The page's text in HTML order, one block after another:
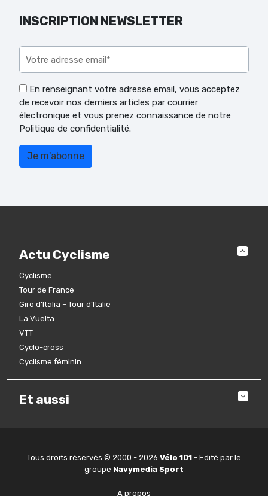
INSCRIPTION NEWSLETTER
En renseignant votre adresse email, vous acceptez
de recevoir nos derniers articles par courrier
électronique et vous prenez connaissance de notre
Politique de confidentialité.
Actu Cyclisme
Cyclisme
Tour de France
Giro d’Italia – Tour d’Italie
La Vuelta
VTT
Cyclo-cross
Cyclisme féminin
Et aussi
Tous droits réservés © 2000 - 2026 Vélo 101 - Edité par le
groupe Navymedia Sport
A propos